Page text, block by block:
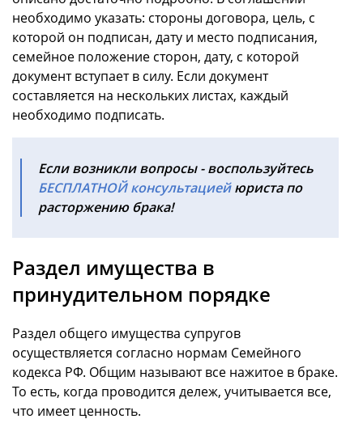
необходимо указать: стороны договора, цель, с
которой он подписан, дату и место подписания,
семейное положение сторон, дату, с которой
документ вступает в силу. Если документ
составляется на нескольких листах, каждый
необходимо подписать.
Если возникли вопросы - воспользуйтесь
БЕСПЛАТНОЙ консультациейюриста по
расторжению брака!
Раздел имущества в
принудительном порядке
Раздел общего имущества супругов
осуществляется согласно нормам Семейного
кодекса РФ. Общим называют все нажитое в браке.
То есть, когда проводится дележ, учитывается все,
что имеет ценность.